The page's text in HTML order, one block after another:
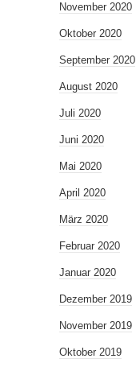
November 2020
Oktober 2020
September 2020
August 2020
Juli 2020
Juni 2020
Mai 2020
April 2020
März 2020
Februar 2020
Januar 2020
Dezember 2019
November 2019
Oktober 2019